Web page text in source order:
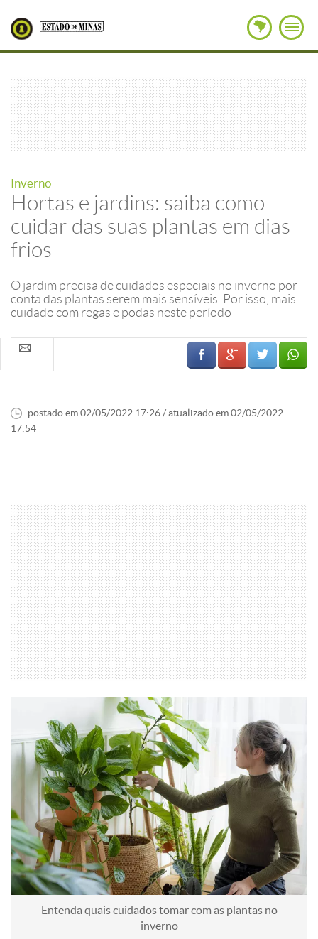
Inverno
Hortas e jardins: saiba como
cuidar das suas plantas em dias
frios
O jardim precisa de cuidados especiais no inverno por
conta das plantas serem mais sensíveis. Por isso, mais
cuidado com regas e podas neste período
postado em 02/05/2022 17:26 / atualizado em 02/05/2022
17:54
Entenda quais cuidados tomar com as plantas no
inverno